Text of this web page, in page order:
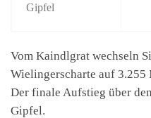
Gipfel
Vom Kaindlgrat wechseln
Wielingerscharte auf 3.255
Der finale Aufstieg über
Gipfel.